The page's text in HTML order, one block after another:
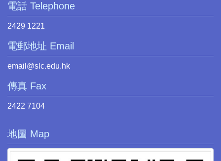
電話 Telephone
2429 1221
電郵地址 Email
email@slc.edu.hk
傳真 Fax
2422 7104
地圖 Map